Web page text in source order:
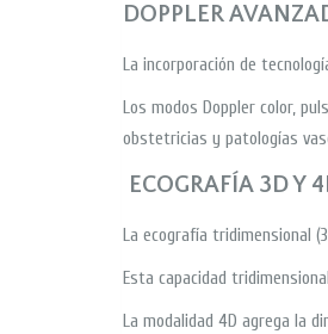
DOPPLER
La incorporación de
Los modos Doppler color,
obstetricias y patologías
ECOGRAFÍA 3D Y
La ecografía tridimensional
Esta capacidad
La modalidad 4D agrega la